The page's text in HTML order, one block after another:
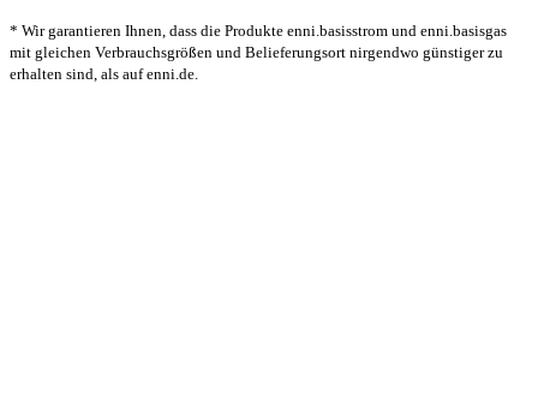
* Wir garantieren Ihnen, dass die Produkte enni.basisstrom und enni.basisgas
mit gleichen Verbrauchsgrößen und Belieferungsort nirgendwo günstiger zu
erhalten sind, als auf enni.de.